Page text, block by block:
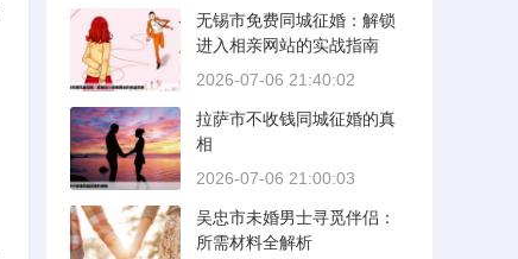
无锡市免费同城征婚：解锁
进入相亲网站的实战指南
2026-07-06 21:40:02
拉萨市不收钱同城征婚的真
相
2026-07-06 21:00:03
吴忠市未婚男士寻觅伴侣：
所需材料全解析